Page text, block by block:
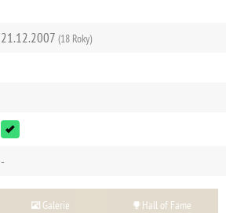
21.12.2007 (18 Roky)
-
Galerie Hall of Fame